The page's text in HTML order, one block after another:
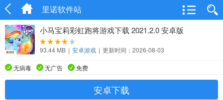
里诺软件站
小马宝莉彩虹跑将游戏下载 2021.2.0 安卓版
93.44 MB | 安卓游戏 | 更新时间：2026-08-03
无病毒 无广告 免费
安卓下载